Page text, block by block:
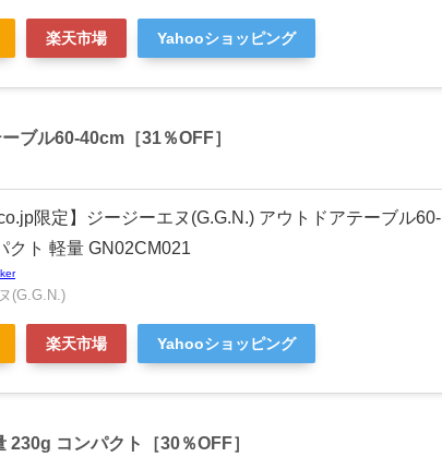
楽天市場 Yahooショッピング
ブル60-40cm［31％OFF］
限定】ジージーエヌ(G.G.N.) アウトドアテーブル60-
クト 軽量 GN02CM021
(G.G.N.)
楽天市場 Yahooショッピング
230g コンパクト［30％OFF］